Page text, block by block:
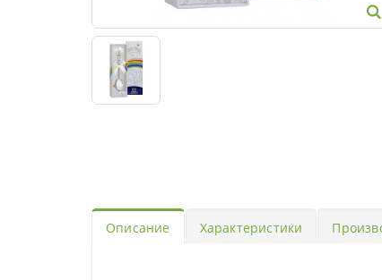
Описание Характеристики